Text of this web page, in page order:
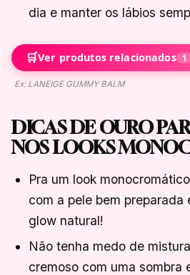
dia e manter os lábios
🛒Ver produtos relacionados 1
Ex: LANEIGE GUMMY BALM
DICAS DE OURO
NOS LOOKS
Pra um look
com a pele bem preparada
glow natural!
Não tenha medo de
cremoso com uma sombra